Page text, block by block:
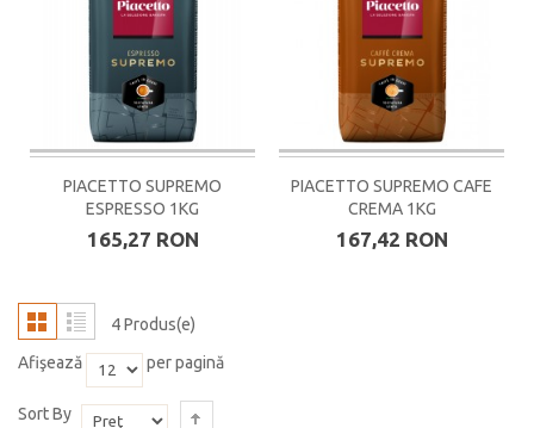
PIACETTO SUPREMO
ESPRESSO 1KG
165,27 RON
PIACETTO SUPREMO CAFE
CREMA 1KG
167,42 RON
4 Produs(e)
Afişează
per pagină
Sort By